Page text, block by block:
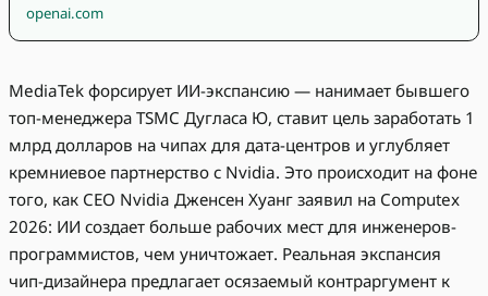
openai.com
MediaTek форсирует ИИ-экспансию — нанимает бывшего
топ-менеджера TSMC Дугласа Ю, ставит цель заработать 1
млрд долларов на чипах для дата-центров и углубляет
кремниевое партнерство с Nvidia. Это происходит на фоне
того, как CEO Nvidia Дженсен Хуанг заявил на Computex
2026: ИИ создает больше рабочих мест для инженеров-
программистов, чем уничтожает. Реальная экспансия
чип-дизайнера предлагает осязаемый контраргумент к